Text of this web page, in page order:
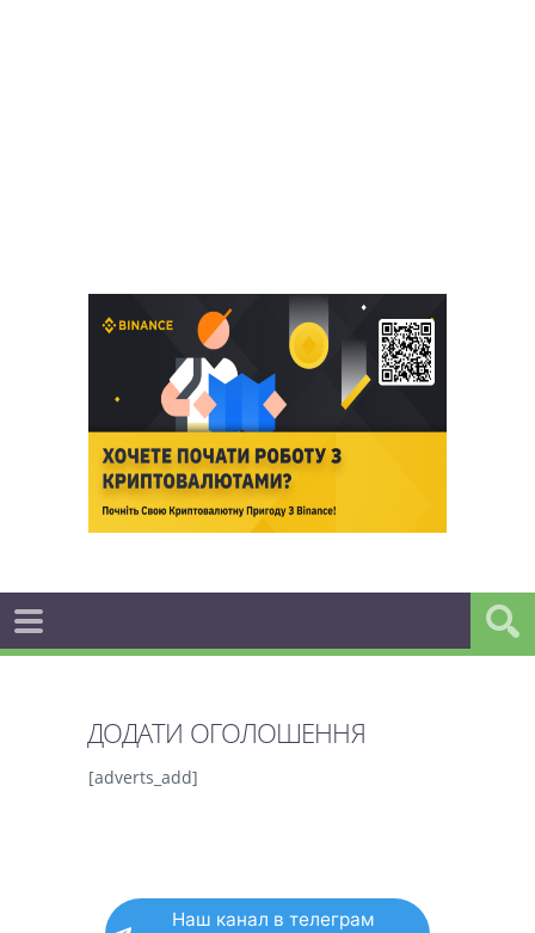
ДОДАТИ ОГОЛОШЕННЯ
[adverts_add]
Наш канал в телеграм